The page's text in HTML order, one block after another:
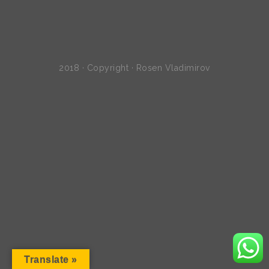
2018 · Copyright · Rosen Vladimirov
Translate »